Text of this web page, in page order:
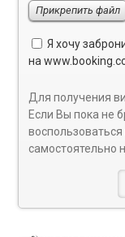
Прикрепить файл
Я хочу
на
Для получения
Если Вы пока не
самостоятельно